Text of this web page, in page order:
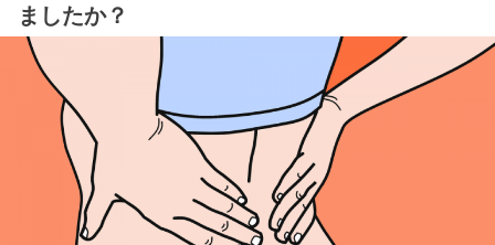
ましたか？